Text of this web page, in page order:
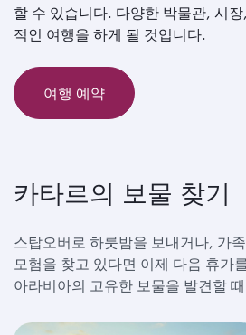
할 수 있습니다. 다양한 박물관, 시
적인 여행을 하게 될 것입니다.
여행 예약
카타르의 보물 찾기
스탑오버로 하룻밤을 보내거나, 가
모험을 찾고 있다면 이제 다음 휴가
아라비아의 고유한 보물을 발견할